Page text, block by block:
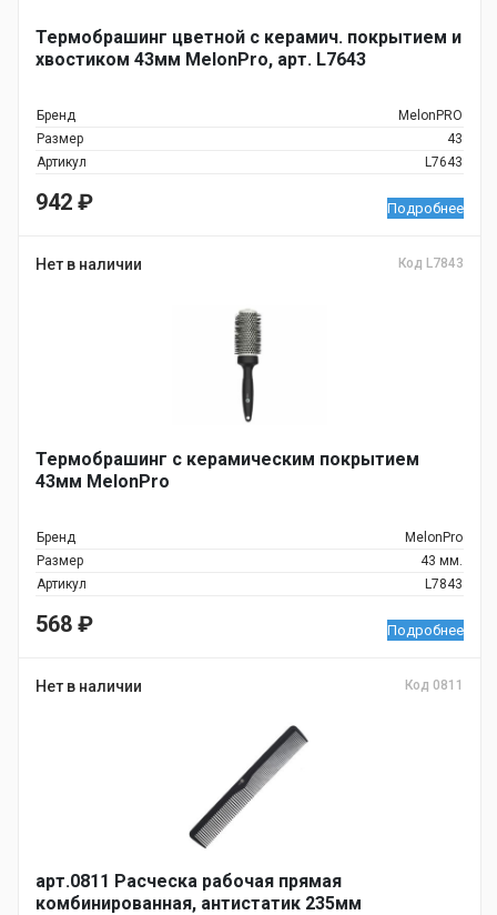
Термобрашинг цветной с керамич. покрытием и
хвостиком 43мм MelonPro, арт. L7643
Бренд
MelonPRO
Размер
43
Артикул
L7643
942 ₽ Подробнее
Нет в наличии Код L7843
Термобрашинг с керамическим покрытием
43мм MelonPro
Бренд
MelonPro
Pазмер
43 мм.
Артикул
L7843
568 ₽ Подробнее
Нет в наличии Код 0811
арт.0811 Расческа рабочая прямая
комбинированная, антистатик 235мм